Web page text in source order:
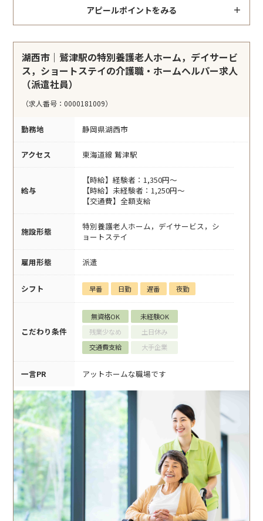
アピールポイントをみる
湖西市｜鷲津駅の特別養護老人ホーム，デイサービ
ス，ショートステイの介護職・ホームヘルパー求人
（派遣社員）
（求人番号：0000181009）
勤務地 静岡県湖西市
アクセス 東海道線 鷲津駅
給与
【時給】経験者：1,350円～
【時給】未経験者：1,250円～
【交通費】全額支給
施設形態
特別養護老人ホーム，デイサービス，シ
ョートステイ
雇用形態 派遣
シフト 早番 日勤 遅番 夜勤
こだわり条件
無資格OK
未経験OK
残業少なめ
土日休み
交通費支給
大手企業
一言PR アットホームな職場です